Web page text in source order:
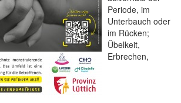
Periode, im
Unterbauch oder
im Rücken;
Übelkeit,
Erbrechen,